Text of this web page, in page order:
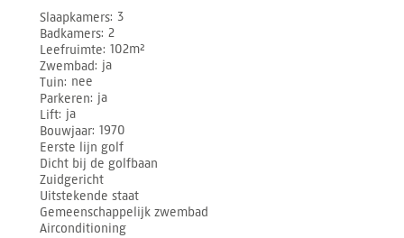
Slaapkamers 3
Badkamers 2
Leefruimte 102m²
Zwembad ja
Tuin nee
Parkeren ja
Lift ja
Bouwjaar 1970
Eerste lijn golf
Dicht bij de golfbaan
Zuidgericht
Uitstekende staat
Gemeenschappelijk zwembad
Airconditioning